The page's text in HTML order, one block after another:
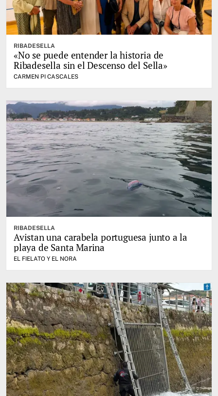
RIBADESELLA
«No se puede entender la historia de
Ribadesella sin el Descenso del Sella»
CARMEN PI CASCALES
RIBADESELLA
Avistan una carabela portuguesa junto a la
playa de Santa Marina
EL FIELATO Y EL NORA